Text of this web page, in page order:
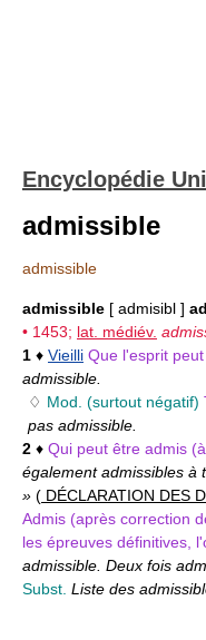
Encyclopédie
admissible
admissible
admissible [ admisibl ]
• 1453; lat. médiév.
1 ♦ Vieilli Que l'esprit
admissible.
♢ Mod. (surtout négatif)
pas admissible.
2 ♦ Qui peut être admis
également admissibles à
» ( DÉCLARATION DES
Admis (après correction
les épreuves définitives,
admissible. Deux fois
Subst. Liste des